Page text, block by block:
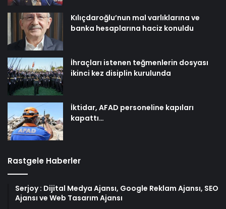
Kılıçdaroğlu’nun mal varlıklarına ve
banka hesaplarına haciz konuldu
İhraçları istenen teğmenlerin dosyası
ikinci kez disiplin kurulunda
İktidar, AFAD personeline kapıları
kapattı…
Rastgele Haberler
Serjoy : Dijital Medya Ajansı, Google Reklam Ajansı, SEO
Ajansı ve Web Tasarım Ajansı